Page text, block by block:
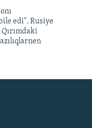
edi". Rusiye